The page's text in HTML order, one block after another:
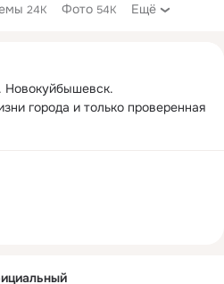
24K Фото 54K Ещё
Новокуйбышевск.
города и только проверенная